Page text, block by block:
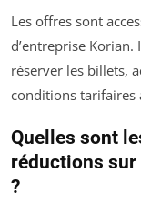
Les offres sont
d’entreprise
réserver les billets,
conditions tarifaires
Quelles sont
réductions
?